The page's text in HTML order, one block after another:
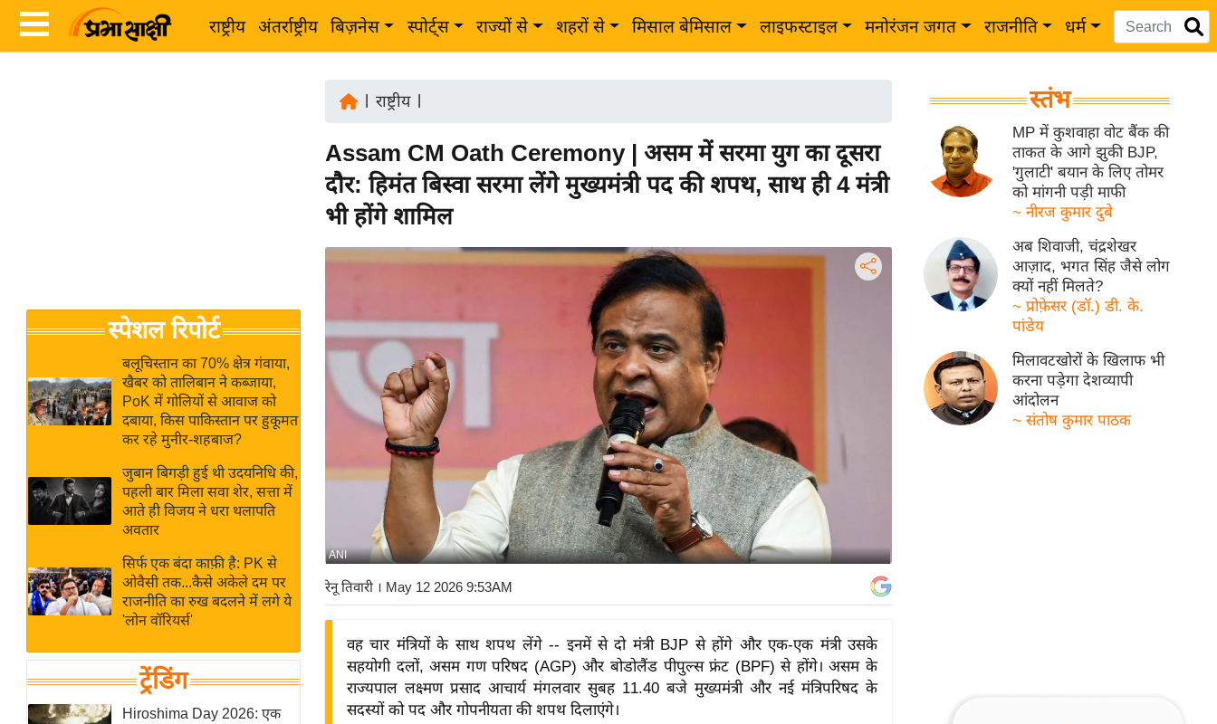
राष्ट्रीय अंतर्राष्ट्रीय बिज़नेस स्पोर्ट्स राज्यों से शहरों से मिसाल बेमिसाल लाइफस्टाइल मनोरंजन जगत राजनीति धर्म
Breaking
News in
Hindi
Hindi
Videos
जगत
राय
बजट
IPL
2026
ई-पेपर
मिसाल बेमिसाल
शख्सियत
यंग इंडिया
साहित्य जगत
ऑटो वर्ल्ड
स्पेशल रिपोर्ट
बलूचिस्तान का 70% क्षेत्र गंवाया,
खैबर को तालिबान ने कब्जाया,
PoK में गोलियों से आवाज को
दबाया, किस पाकिस्तान पर हुकूमत
कर रहे मुनीर-शहबाज?
जुबान बिगड़ी हुई थी उदयनिधि की,
पहली बार मिला सवा शेर, सत्ता में
आते ही विजय ने धरा थलापति
अवतार
सिर्फ एक बंदा काफ़ी है: PK से
ओवैसी तक...कैसे अकेले दम पर
राजनीति का रुख बदलने में लगे ये
'लोन वॉरियर्स'
ट्रेंडिंग
Hiroshima Day 2026: एक
राष्ट्रीय|
Assam CM Oath Ceremony | असम में सरमा युग का दूसरा
दौर: हिमंत बिस्वा सरमा लेंगे मुख्यमंत्री पद की शपथ, साथ ही 4 मंत्री
भी होंगे शामिल
ANI
रेनू तिवारी । May 12 2026 9:53AM
वह चार मंत्रियों के साथ शपथ लेंगे -- इनमें से दो मंत्री BJP से होंगे और एक-एक मंत्री उसके
सहयोगी दलों, असम गण परिषद (AGP) और बोडोलैंड पीपुल्स फ्रंट (BPF) से होंगे। असम के
राज्यपाल लक्ष्मण प्रसाद आचार्य मंगलवार सुबह 11.40 बजे मुख्यमंत्री और नई मंत्रिपरिषद के
सदस्यों को पद और गोपनीयता की शपथ दिलाएंगे।
स्तंभ
MP में कुशवाहा वोट बैंक की
ताकत के आगे झुकी BJP,
'गुलाटी' बयान के लिए तोमर
को मांगनी पड़ी माफी
~ नीरज कुमार दुबे
अब शिवाजी, चंद्रशेखर
आज़ाद, भगत सिंह जैसे लोग
क्यों नहीं मिलते?
~ प्रोफ़ेसर (डॉ.) डी. के.
पांडेय
मिलावटखोरों के खिलाफ भी
करना पड़ेगा देशव्यापी
आंदोलन
~ संतोष कुमार पाठक